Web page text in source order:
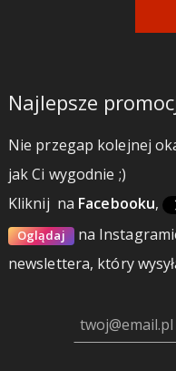
Najlepsze
Nie przegap kolejnej
jak Ci wygodnie ;)
Kliknij na Facebooku,
Oglądaj na
newslettera, który